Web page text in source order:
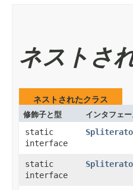
ネストさ
ネストされたクラス
修飾子と型 インタフェー
static
interface
static
interface